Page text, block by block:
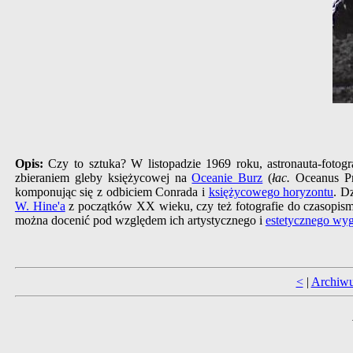
Opis:Czy to sztuka? W listopadzie 1969 roku, astronauta-
zbieraniem gleby księżycowej naOceanie Burz (łac. Oceanus
komponując się z odbiciem Conrada i księżycowego horyzontu.
W. Hine'a z początków XX wieku, czy też fotografie do
można docenić pod względem ich artystycznego i estetycznego
<|